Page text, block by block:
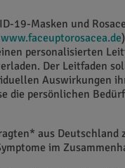
19-Masken und
www.faceuptorosacea.de
personalisierten
Der Leitfaden
Auswirkungen
die persönlichen
aus Deutschland
im